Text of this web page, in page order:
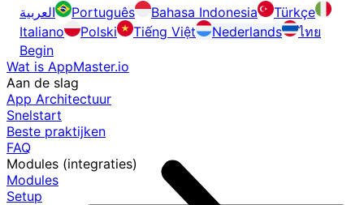
العربية
Português Bahasa Indonesia
Türkçe
Italiano
Polski Tiếng Việt Nederlands
ไทย
Begin
Wat is AppMaster.io
Aan de slag
App Architectuur
Snelstart
Beste praktijken
FAQ
Modules (integraties)
Modules
Setup